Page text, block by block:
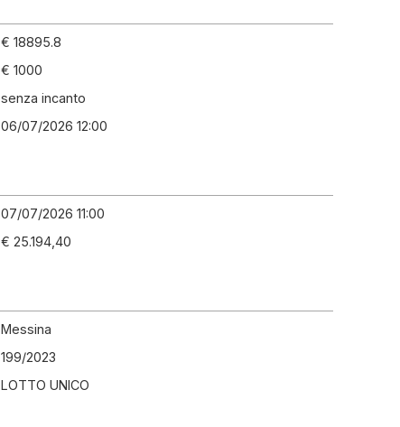
€ 18895.8
€ 1000
senza incanto
06/07/2026 12:00
07/07/2026 11:00
€ 25.194,40
Messina
199/2023
LOTTO UNICO